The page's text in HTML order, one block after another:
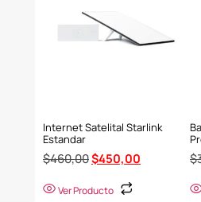
Internet Satelital Starlink
Estandar
$460,00$450,00
Ver Producto
$